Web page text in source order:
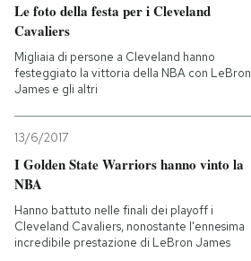
PODCAST
NEWSLETTER
SHOP
CALENDARIO
Le foto della festa per i Cleveland
Cavaliers
Migliaia di persone a Cleveland hanno
festeggiato la vittoria della NBA con LeBron
James e gli altri
13/6/2017
I Golden State Warriors hanno vinto la
NBA
Hanno battuto nelle finali dei playoff i
Cleveland Cavaliers, nonostante l'ennesima
incredibile prestazione di LeBron James